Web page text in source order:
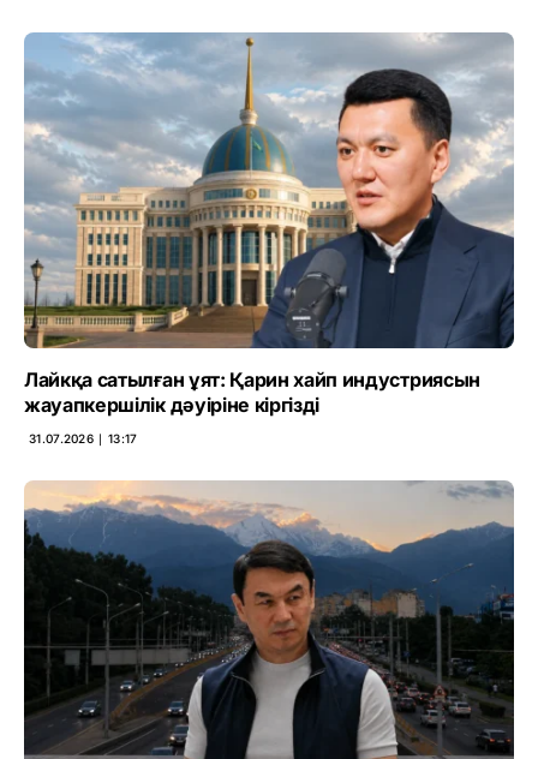
Лайкқа сатылған ұят: Қарин хайп индустриясын
жауапкершілік дәуіріне кіргізді
31.07.2026 ∣ 13:17